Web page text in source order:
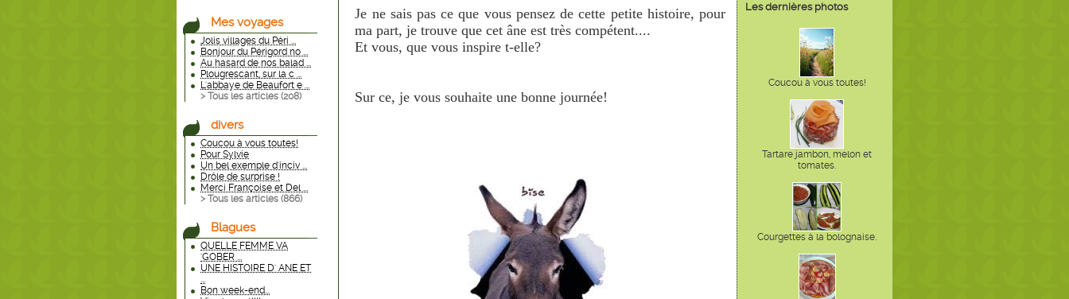
Les dernières photos
Coucou à vous toutes!
Tartare jambon, melon et
tomates.
Courgettes à la bolognaise.
Mes voyages
Jolis villages du Péri ...
Bonjour du Périgord no ...
Au hasard de nos balad ...
Plougrescant, sur la c ...
L'abbaye de Beaufort e ...
> Tous les articles (208)
divers
Coucou à vous toutes!
Pour Sylvie
Un bel exemple d'inciv ...
Drôle de surprise !
Merci Françoise et Del ...
> Tous les articles (866)
Blagues
QUELLE FEMME VA
'GOBER ...
UNE HISTOIRE D' ANE ET
...
Bon week-end...
Je ne sais pas ce que vous pensez de cette petite histoire, pour
ma part, je trouve que cet âne est très compétent....
Et vous, que vous inspire t-elle?
Sur ce, je vous souhaite une bonne journée!